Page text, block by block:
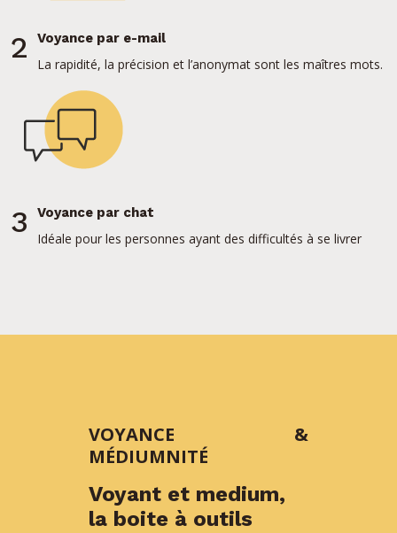
2 Voyance par e-mail
La rapidité, la précision et l’anonymat sont les maîtres mots.
3 Voyance par chat
Idéale pour les personnes ayant des difficultés à se livrer
VOYANCE &
MÉDIUMNITÉ
Voyant et medium,
la boite à outils